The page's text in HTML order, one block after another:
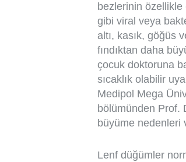
bezlerinin özellikle
gibi viral veya
altı, kasık, göğüs
fındıktan daha
çocuk doktoruna
sıcaklık olabilir
Medipol Mega
bölümünden Prof.
büyüme nedenleri
Lenf düğümler